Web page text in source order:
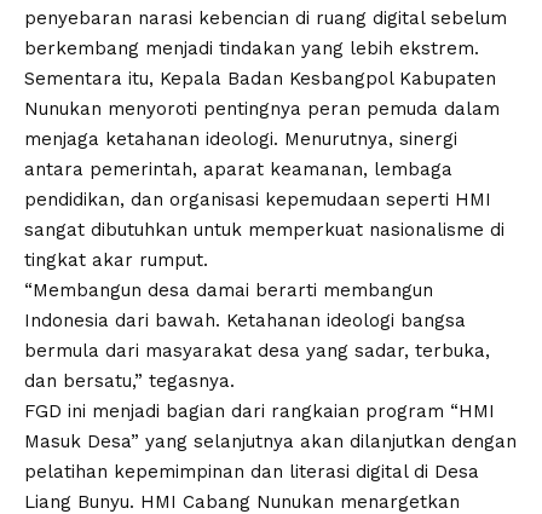
penyebaran narasi kebencian di ruang digital sebelum
berkembang menjadi tindakan yang lebih ekstrem.
Sementara itu, Kepala Badan Kesbangpol Kabupaten
Nunukan menyoroti pentingnya peran pemuda dalam
menjaga ketahanan ideologi. Menurutnya, sinergi
antara pemerintah, aparat keamanan, lembaga
pendidikan, dan organisasi kepemudaan seperti HMI
sangat dibutuhkan untuk memperkuat nasionalisme di
tingkat akar rumput.
“Membangun desa damai berarti membangun
Indonesia dari bawah. Ketahanan ideologi bangsa
bermula dari masyarakat desa yang sadar, terbuka,
dan bersatu,” tegasnya.
FGD ini menjadi bagian dari rangkaian program “HMI
Masuk Desa” yang selanjutnya akan dilanjutkan dengan
pelatihan kepemimpinan dan literasi digital di Desa
Liang Bunyu. HMI Cabang Nunukan menargetkan